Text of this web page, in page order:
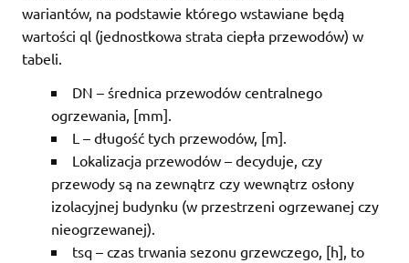
wariantów, na podstawie którego wstawiane będą
wartości ql (jednostkowa strata ciepła przewodów) w
tabeli.
DN – średnica przewodów centralnego
ogrzewania, [mm].
L – długość tych przewodów, [m].
Lokalizacja przewodów – decyduje, czy
przewody są na zewnątrz czy wewnątrz osłony
izolacyjnej budynku (w przestrzeni ogrzewanej czy
nieogrzewanej).
tsq – czas trwania sezonu grzewczego, [h], to